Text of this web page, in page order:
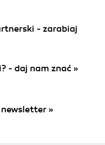
- zarabiaj
- daj nam znać »
»